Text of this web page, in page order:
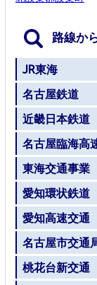
路線か
JR東海
名古屋鉄道
近畿日本鉄道
名古屋臨海高
東海交通事業
愛知環状鉄道
愛知高速交通
名古屋市交通
桃花台新交通